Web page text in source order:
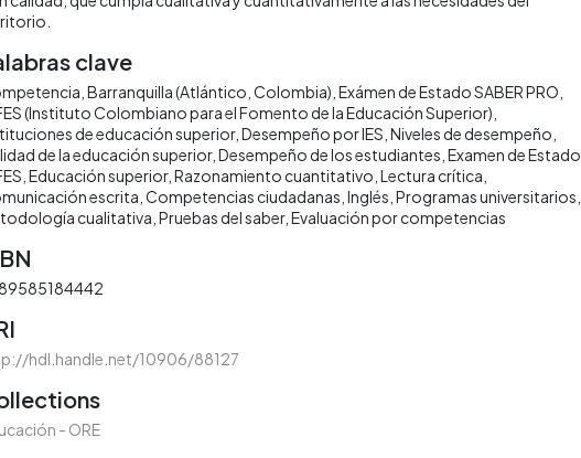
clave
Barranquilla (Atlántico, Colombia) Exámen de Estado SABER PRO
(Instituto Colombiano para el Fomento de la Educación Superior)
de educación superior Desempeño por IES Niveles de desempeño
de la educación superior Desempeño de los estudiantes Examen de Estado
Educación superior Razonamiento cuantitativo Lectura crítica
escrita Competencias ciudadanas Inglés Programas universitarios
cualitativa Pruebas del saber Evaluación por competencias
hdl.handle.net/10906/88127
- ORE